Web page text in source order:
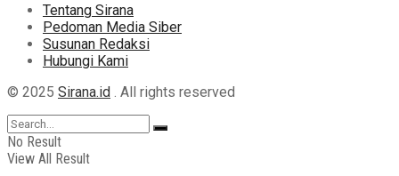
Tentang Sirana
Pedoman Media Siber
Susunan Redaksi
Hubungi Kami
© 2025 Sirana.id . All rights reserved
No Result
View All Result